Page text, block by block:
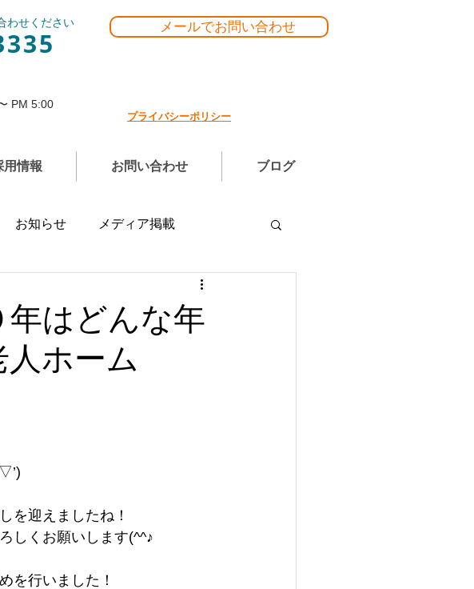
わせください
PM 5:00
メールでお問い合わせ
プライバシーポリシー
用情報 お問い合わせ ブログ
お知らせ メディア掲載
はどんな年
人ホーム
を迎えましたね！
しくお願いします(^^♪
を行いました！